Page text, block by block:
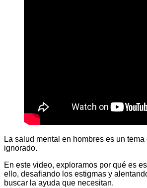
La salud mental en hombres es un
ignorado.
En este video, exploramos por qué es
ello, desafiando los estigmas y
buscar la ayuda que necesitan.